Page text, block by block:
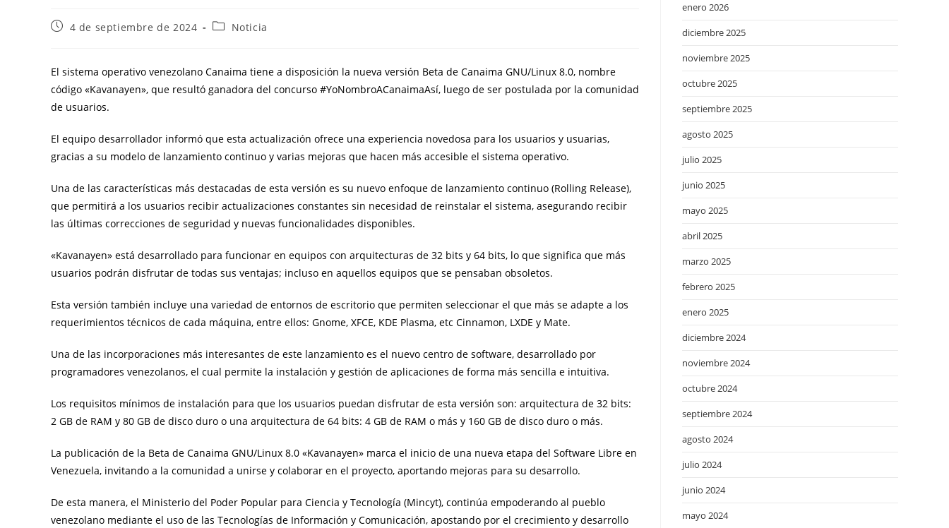
4 de septiembre de 2024 Noticia
El sistema operativo venezolano Canaima tiene a disposición la nueva versión Beta de Canaima GNU/Linux 8.0, nombre
código «Kavanayen», que resultó ganadora del concurso #YoNombroACanaimaAsí, luego de ser postulada por la comunidad
de usuarios.
El equipo desarrollador informó que esta actualización ofrece una experiencia novedosa para los usuarios y usuarias,
gracias a su modelo de lanzamiento continuo y varias mejoras que hacen más accesible el sistema operativo.
Una de las características más destacadas de esta versión es su nuevo enfoque de lanzamiento continuo (Rolling Release),
que permitirá a los usuarios recibir actualizaciones constantes sin necesidad de reinstalar el sistema, asegurando recibir
las últimas correcciones de seguridad y nuevas funcionalidades disponibles.
«Kavanayen» está desarrollado para funcionar en equipos con arquitecturas de 32 bits y 64 bits, lo que significa que más
usuarios podrán disfrutar de todas sus ventajas; incluso en aquellos equipos que se pensaban obsoletos.
Esta versión también incluye una variedad de entornos de escritorio que permiten seleccionar el que más se adapte a los
requerimientos técnicos de cada máquina, entre ellos: Gnome, XFCE, KDE Plasma, etc Cinnamon, LXDE y Mate.
Una de las incorporaciones más interesantes de este lanzamiento es el nuevo centro de software, desarrollado por
programadores venezolanos, el cual permite la instalación y gestión de aplicaciones de forma más sencilla e intuitiva.
Los requisitos mínimos de instalación para que los usuarios puedan disfrutar de esta versión son: arquitectura de 32 bits:
2 GB de RAM y 80 GB de disco duro o una arquitectura de 64 bits: 4 GB de RAM o más y 160 GB de disco duro o más.
La publicación de la Beta de Canaima GNU/Linux 8.0 «Kavanayen» marca el inicio de una nueva etapa del Software Libre en
Venezuela, invitando a la comunidad a unirse y colaborar en el proyecto, aportando mejoras para su desarrollo.
De esta manera, el Ministerio del Poder Popular para Ciencia y Tecnología (Mincyt), continúa empoderando al pueblo
venezolano mediante el uso de las Tecnologías de Información y Comunicación, apostando por el crecimiento y desarrollo
enero 2026
diciembre 2025
noviembre 2025
octubre 2025
septiembre 2025
agosto 2025
julio 2025
junio 2025
mayo 2025
abril 2025
marzo 2025
febrero 2025
enero 2025
diciembre 2024
noviembre 2024
octubre 2024
septiembre 2024
agosto 2024
julio 2024
junio 2024
mayo 2024